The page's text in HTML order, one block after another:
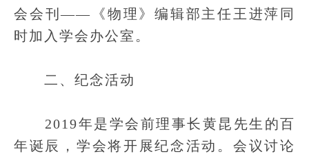
会会刊——《物理》编辑部主任王进萍同
时加入学会办公室。
二、纪念活动
2019年是学会前理事长黄昆先生的百
年诞辰，学会将开展纪念活动。会议讨论